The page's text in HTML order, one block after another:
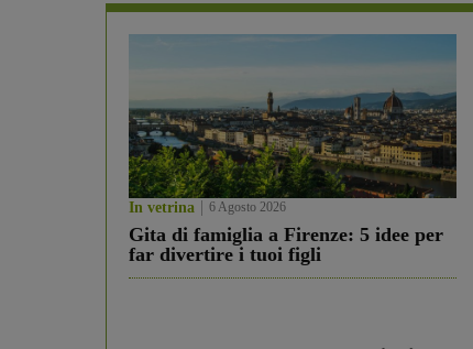
In vetrina 6 Agosto 2026
Gita di famiglia a Firenze: 5 idee per
far divertire i tuoi figli